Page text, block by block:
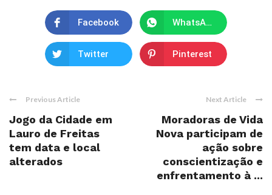
Facebook WhatsApp
Twitter Pinterest
Previous Article
Jogo da Cidade em
Lauro de Freitas
tem data e local
alterados
Next Article
Moradoras de Vida
Nova participam de
ação sobre
conscientização e
enfrentamento à ...